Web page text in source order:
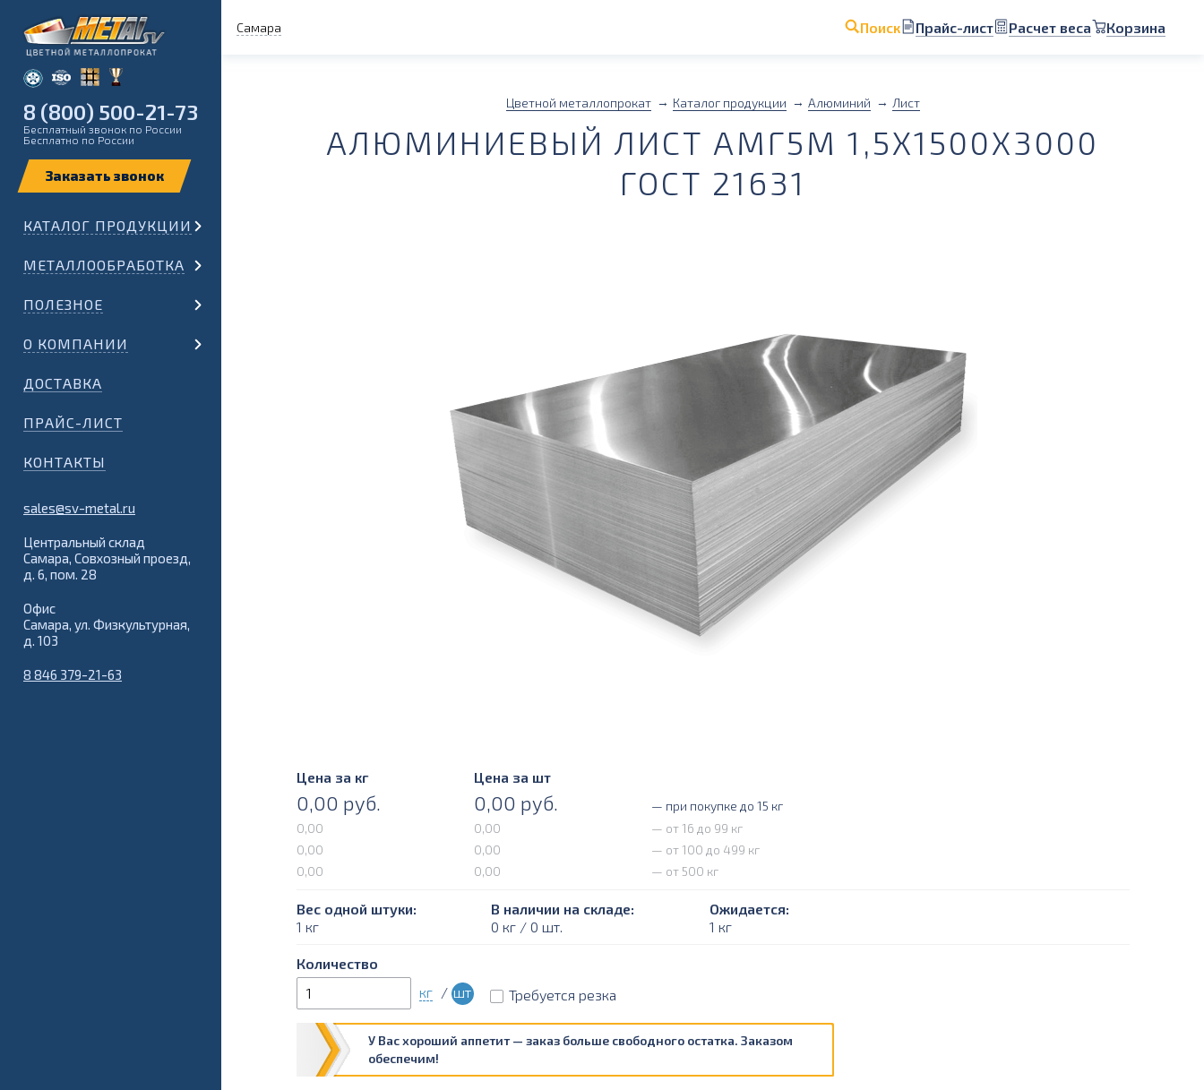
Самара Поиск Прайс-лист Расчет веса Корзина
8 (800) 500-21-73
Бесплатный звонок по России
Бесплатно по России
КАТАЛОГ ПРОДУКЦИИ
МЕТАЛЛООБРАБОТКА
ПОЛЕЗНОЕ
О КОМПАНИИ
ДОСТАВКА
ПРАЙС-ЛИСТ
КОНТАКТЫ
sales@sv-metal.ru
Центральный склад
Самара, Совхозный проезд,
д. 6, пом. 28
Офис
Самара, ул. Физкультурная,
д. 103
8 846 379-21-63
Цветной металлопрокат Каталог продукции Алюминий Лист
АЛЮМИНИЕВЫЙ ЛИСТ АМГ5М 1,5Х1500Х3000
ГОСТ 21631
Цена за кг Цена за шт
0,00 руб. 0,00 руб.
— при покупке до 15 кг
0,00
0,00
— от 16 до 99 кг
0,00
0,00
— от 100 до 499 кг
0,00
0,00 — от 500 кг
Вес одной штуки:
1 кг
В наличии на складе:
0 кг / 0 шт.
Ожидается:
1 кг
Количество
кг / шт Требуется резка
У Вас хороший аппетит — заказ больше свободного остатка. Заказом
обеспечим!